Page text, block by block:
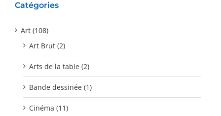
Catégories
Art (108)
Art Brut (2)
Arts de la table (2)
Bande dessinée (1)
Cinéma (11)